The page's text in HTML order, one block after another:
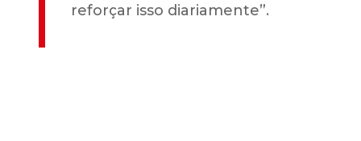
reforçar isso diariamente”.